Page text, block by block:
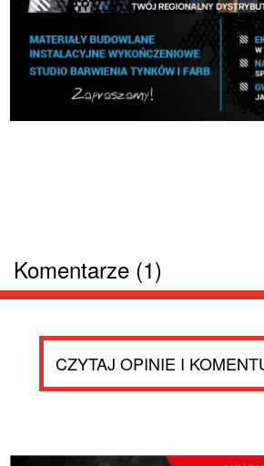
Komentarze (1)
CZYTAJ OPINIE I